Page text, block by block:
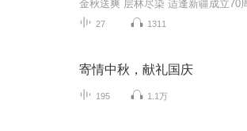
27 1311
寄情中秋，献礼国庆
195 1.1万